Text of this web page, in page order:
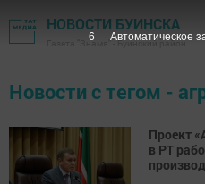
НОВОСТИ БУИНСКА
Газета "Знамя" - Буинский район
Новости с тегом -
Проект
в РТ
6 Автоматическое